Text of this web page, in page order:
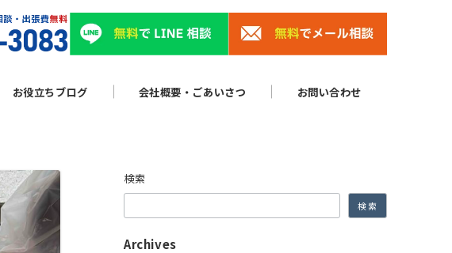
お役立ちブログ 会社概要・ごあいさつ お問い合わせ
検索
検索
Archives